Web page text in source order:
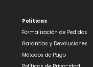
Políticas
Formalización de Pedidos
Garantías y Devoluciones
Métodos de Pago